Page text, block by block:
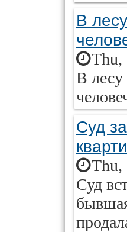
В
Thu,
В лесу
Суд
Thu,
Суд